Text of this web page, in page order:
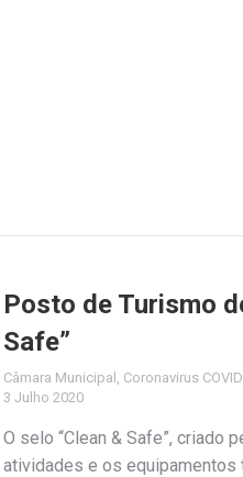
Posto de Turismo
Safe”
Câmara Municipal Coronavirus
3 Julho 2020
O selo “Clean & Safe”, criado
atividades e os